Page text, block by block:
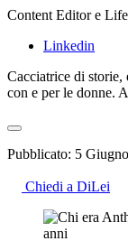
Content Editor e
Linkedin
Cacciatrice di storie,
con e per le donne.
Pubblicato: 5
Chiedi a DiLei